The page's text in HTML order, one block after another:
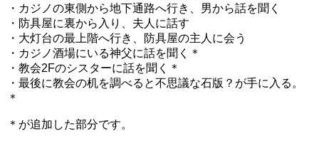
・カジノの東側から地下通路へ行き、男から話を聞く
・防具屋に裏から入り、夫人に話す
・大灯台の最上階へ行き、防具屋の主人に会う
・カジノ酒場にいる神父に話を聞く＊
・教会2Fのシスターに話を聞く＊
・最後に教会の机を調べると不思議な石版？が手に入る。
＊
＊が追加した部分です。